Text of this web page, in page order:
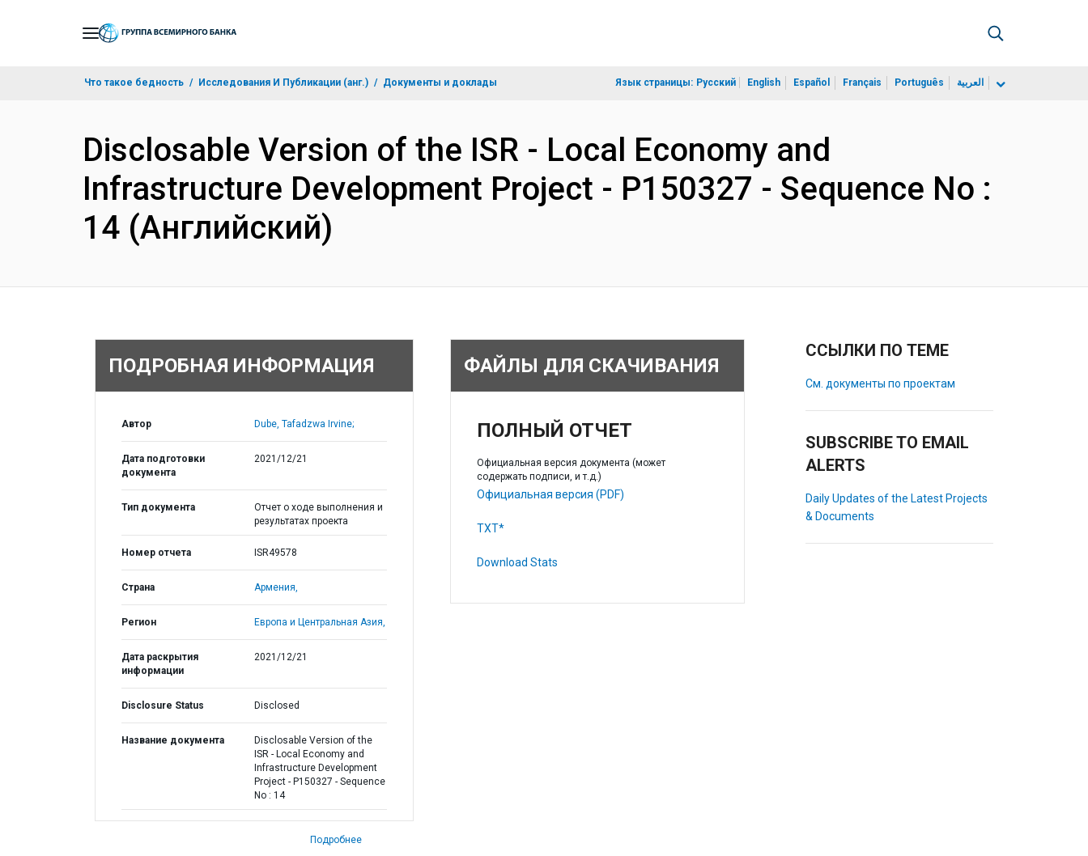
Что такое бедность Исследования И Публикации (анг.) Документы и доклады Язык страницы: Русский English Español Français Português العربية
Disclosable Version of the ISR - Local Economy and
Infrastructure Development Project - P150327 - Sequence No :
14 (Английский)
ПОДРОБНАЯ ИНФОРМАЦИЯ
Автор Dube, Tafadzwa Irvine;
Дата подготовки
документа
2021/12/21
Тип документа
Отчет о ходе выполнения и
результатах проекта
Номер отчета ISR49578
Страна Армения,
Регион Европа и Центральная Азия,
Дата раскрытия
информации
2021/12/21
Disclosure Status Disclosed
Название документа
Disclosable Version of the
ISR - Local Economy and
Infrastructure Development
Project - P150327 - Sequence
No : 14
Подробнее
ФАЙЛЫ ДЛЯ СКАЧИВАНИЯ
ПОЛНЫЙ ОТЧЕТ
Официальная версия документа (может
содержать подписи, и т.д.)
Официальная версия (PDF)
TXT*
Download Stats
ССЫЛКИ ПО ТЕМЕ
См. документы по проектам
SUBSCRIBE TO EMAIL
ALERTS
Daily Updates of the Latest Projects
& Documents